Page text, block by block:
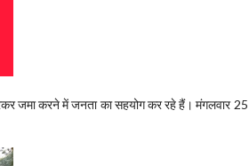
जमा करने में जनता का सहयोग कर रहे हैं। मंगलवार 25